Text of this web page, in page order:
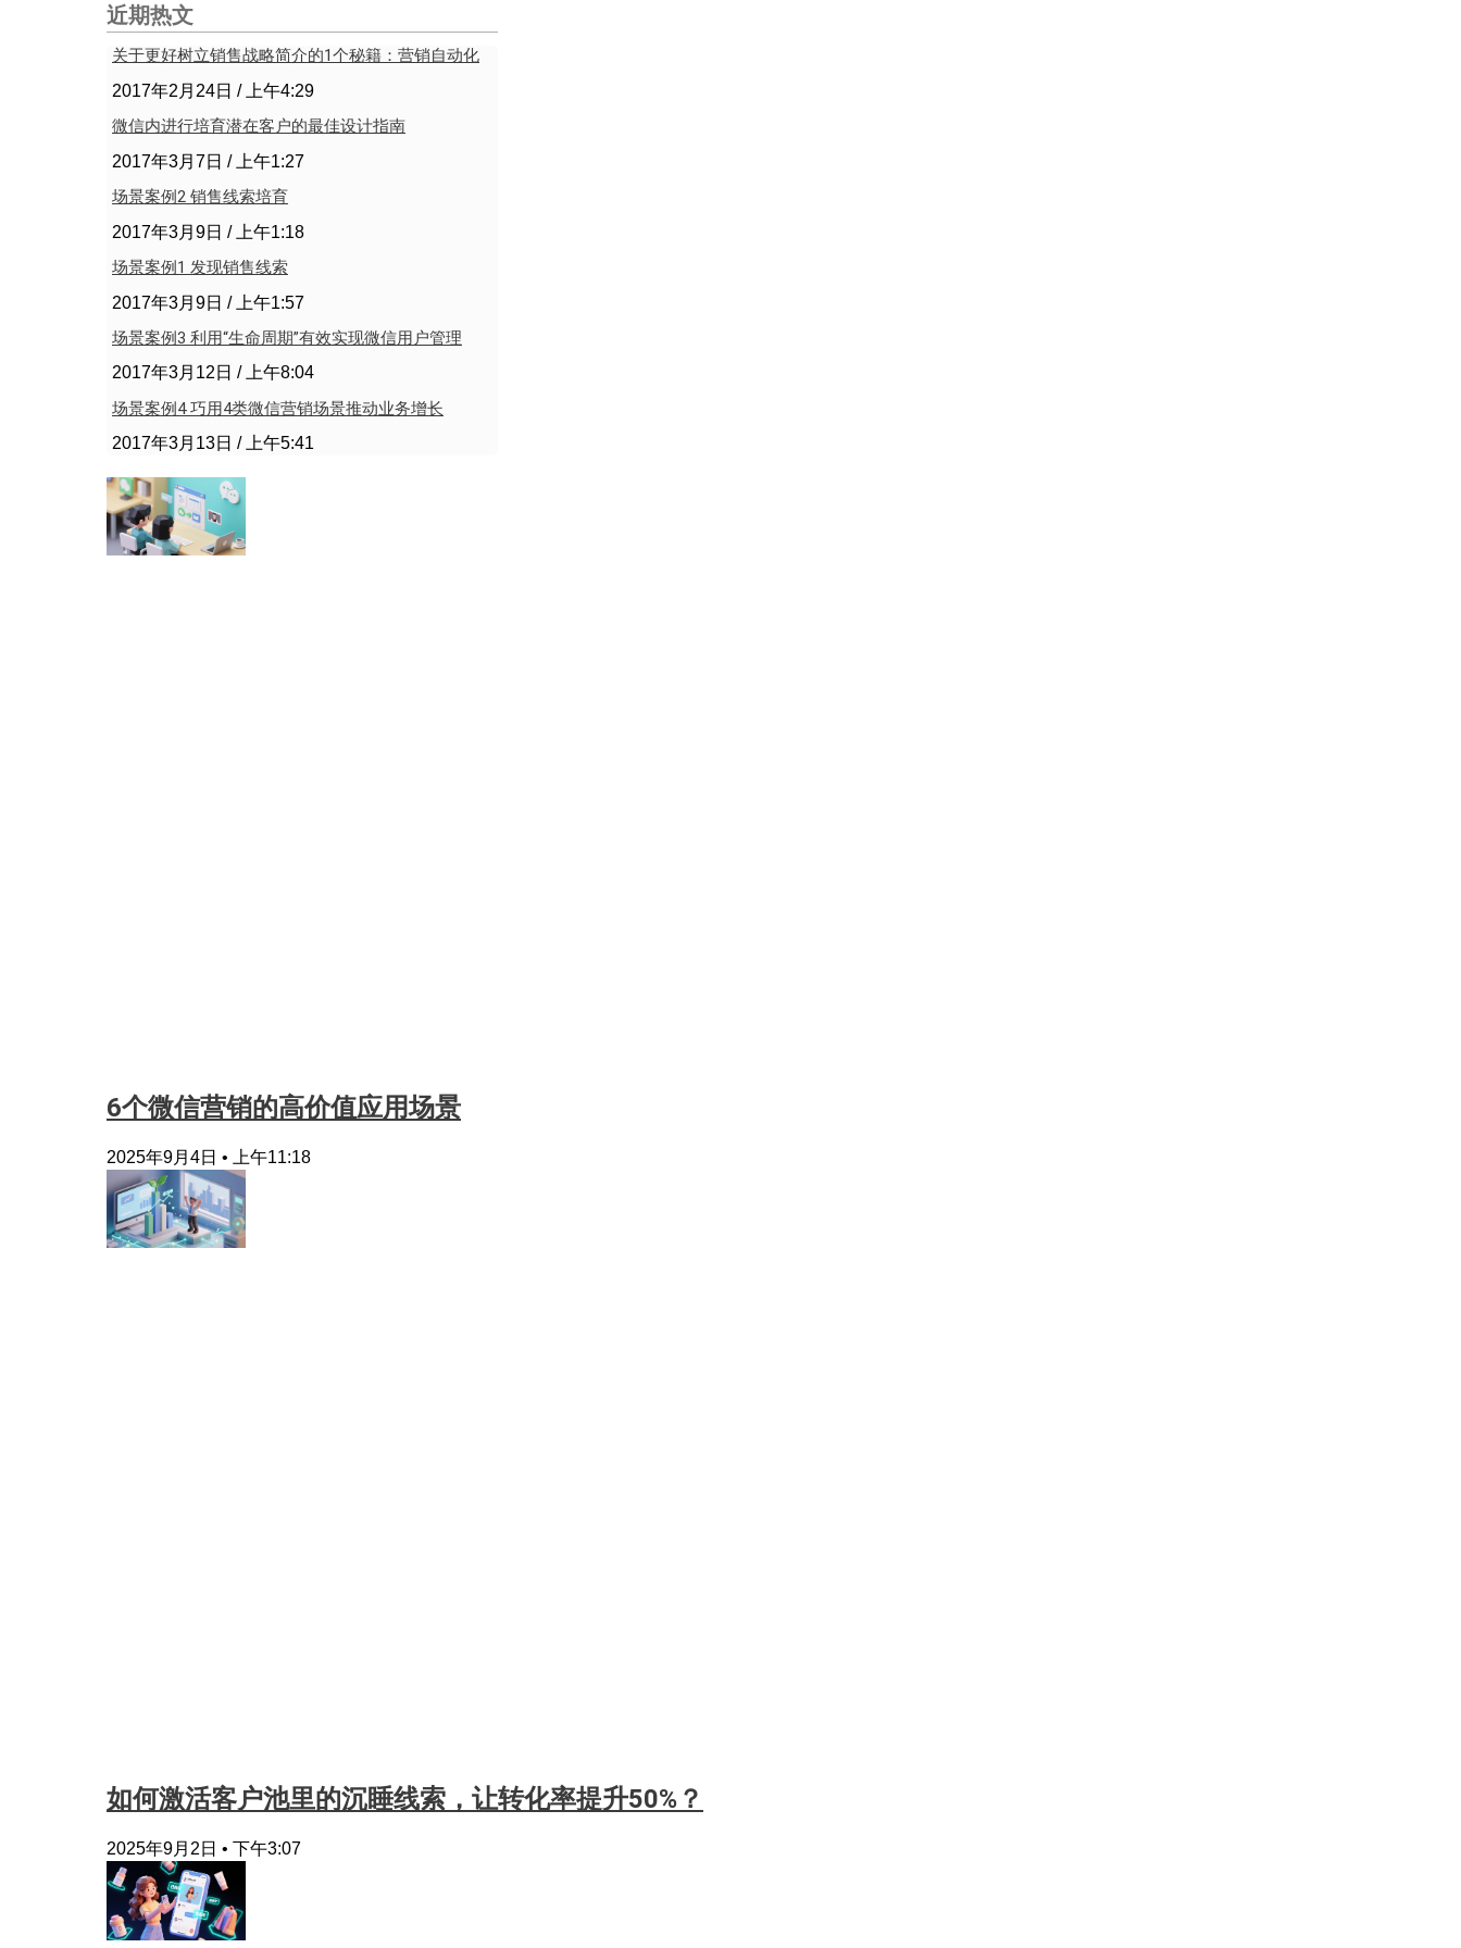
近期热文
关于更好树立销售战略简介的1个秘籍：营销自动化
2017年2月24日 上午4:29
微信内进行培育潜在客户的最佳设计指南
2017年3月7日 上午1:27
场景案例2 销售线索培育
2017年3月9日 上午1:18
场景案例1 发现销售线索
2017年3月9日 上午1:57
场景案例3 利用“生命周期”有效实现微信用户管理
2017年3月12日 上午8:04
场景案例4 巧用4类微信营销场景推动业务增长
2017年3月13日 上午5:41
6个微信营销的高价值应用场景
2025年9月4日 上午11:18
如何激活客户池里的沉睡线索，让转化率提升50%？
2025年9月2日 下午3:07